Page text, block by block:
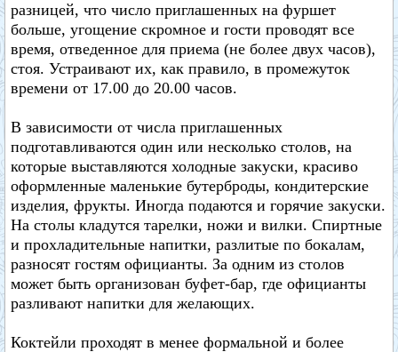
разницей, что число приглашенных на фуршет
больше, угощение скромное и гости проводят все
время, отведенное для приема (не более двух часов),
стоя. Устраивают их, как правило, в промежуток
времени от 17.00 до 20.00 часов.
В зависимости от числа приглашенных
подготавливаются один или несколько столов, на
которые выставляются холодные закуски, красиво
оформленные маленькие бутерброды, кондитерские
изделия, фрукты. Иногда подаются и горячие закуски.
На столы кладутся тарелки, ножи и вилки. Спиртные
и прохладительные напитки, разлитые по бокалам,
разносят гостям официанты. За одним из столов
может быть организован буфет-бар, где официанты
разливают напитки для желающих.
Коктейли проходят в менее формальной и более